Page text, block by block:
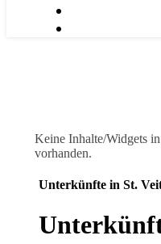
Keine Inhalte/Widgets
vorhanden.
Unterkünfte in St.